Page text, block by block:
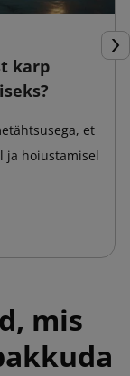
karp
et
ja hoiustamisel
mis